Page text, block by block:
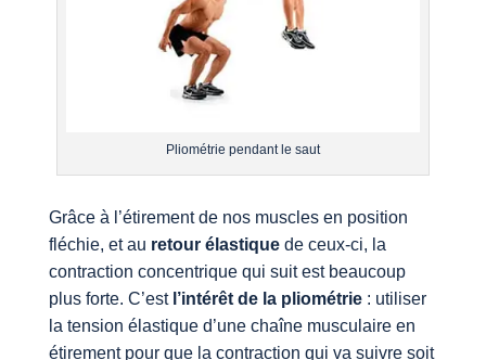
Pliométrie pendant le saut
Grâce à l’étirement de nos muscles en position
fléchie, et au retour élastiquede ceux-ci, la
contraction concentrique qui suit est beaucoup
plus forte. C’est l’intérêt de la pliométrie: utiliser
la tension élastique d’une chaîne musculaire en
étirement pour que la contraction qui va suivre soit